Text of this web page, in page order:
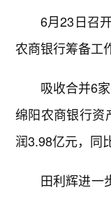
6月23日召
农商银行筹备工
吸收合并6
绵阳农商银行资
润3.98亿元，同
田利辉进一